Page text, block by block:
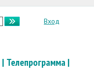
Вход
| Телепрограмма|